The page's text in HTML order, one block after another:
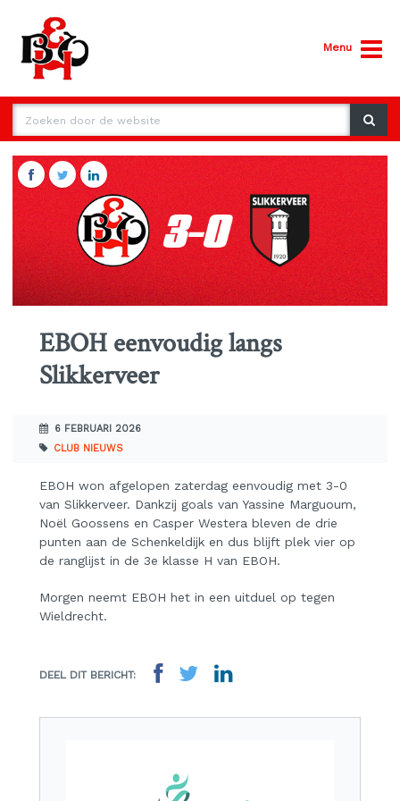
Menu
EBOH eenvoudig langs
Slikkerveer
6 FEBRUARI 2026
CLUB NIEUWS
EBOH won afgelopen zaterdag eenvoudig met 3-0
van Slikkerveer. Dankzij goals van Yassine Marguoum,
Noël Goossens en Casper Westera bleven de drie
punten aan de Schenkeldijk en dus blijft plek vier op
de ranglijst in de 3e klasse H van EBOH.
Morgen neemt EBOH het in een uitduel op tegen
Wieldrecht.
DEEL DIT BERICHT: